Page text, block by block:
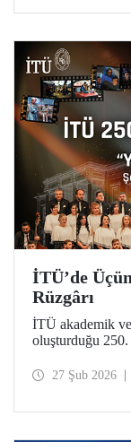
İTÜ’de
Rüzgârı
İTÜ akademik
oluşturduğu
Yerleşkemize
27 Şub 2026